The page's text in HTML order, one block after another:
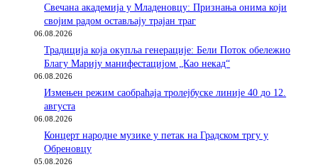
Свечана академија у Младеновцу: Признања онима који
својим радом остављају трајан траг
06.08.2026
Традиција која окупља генерације: Бели Поток обележио
Благу Марију манифестацијом „Као некад“
06.08.2026
Измењен режим саобраћаја тролејбуске линије 40 до 12.
августа
06.08.2026
Концерт народне музике у петак на Градском тргу у
Обреновцу
05.08.2026